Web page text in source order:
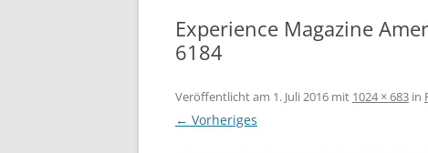
Experience Magazine
6184
Veröffentlicht am 1. Juli 2016 mit 1024 × 683 in
← Vorheriges